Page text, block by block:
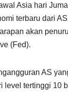
Asia hari
terbaru dari
akan
(Fed).
AS
level tertinggi 10